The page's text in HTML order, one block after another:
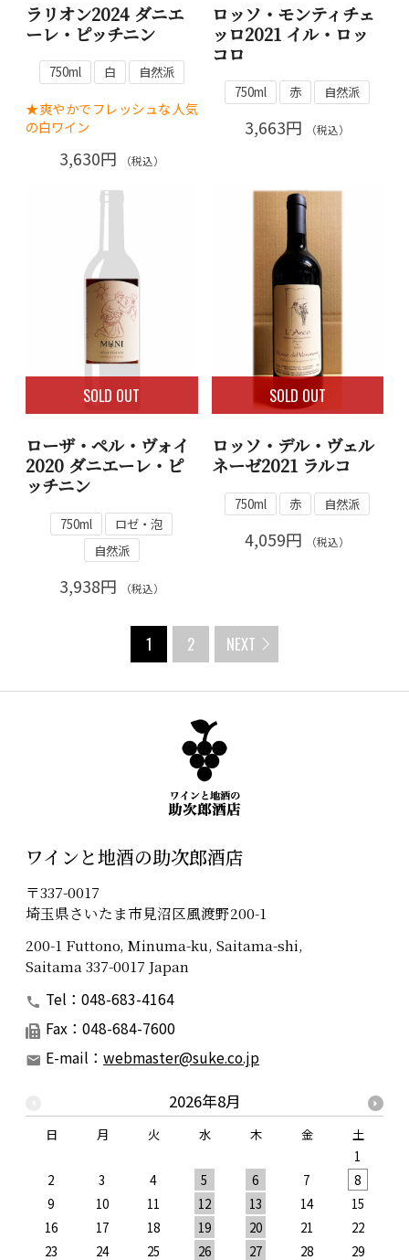
ラリオン2024 ダニエ
ーレ・ピッチニン
750ml 白 自然派
★爽やかでフレッシュな人気
の白ワイン
3,630円 （税込）
ロッソ・モンティチェ
ッロ2021 イル・ロッ
コロ
750ml 赤 自然派
3,663円 （税込）
SOLD OUT
ローザ・ペル・ヴォイ
2020 ダニエーレ・ピ
ッチニン
750ml
ロゼ・泡
自然派
3,938円 （税込）
SOLD OUT
ロッソ・デル・ヴェル
ネーゼ2021 ラルコ
750ml 赤 自然派
4,059円 （税込）
1 2 NEXT
ワインと地酒の助次郎酒店
〒337-0017
埼玉県さいたま市見沼区風渡野200-1
200-1 Futtono, Minuma-ku, Saitama-shi,
Saitama 337-0017 Japan
Tel：048-683-4164
Fax：048-684-7600
E-mail： webmaster@suke.co.jp
2026年8月
日 月 火 水 木 金
土
1
2
3 4 5 6 7
8
9
10 11 12 13 14
15
16
17 18 19 20 21
22
23
24 25 26 27 28 29